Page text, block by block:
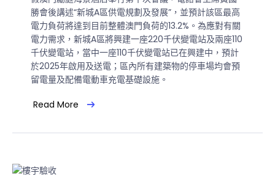
勝會後講述“新城A區供電規劃及發展”，並預計該區最高
電力負荷將達到目前整體澳門負荷的13.2%。為應對有關
電力需求，新城A區將興建一座220千伏變電站及兩座110
千伏變電站，當中一座110千伏變電站已在興建中，預計
於2025年啟用及送電；區內所有建築物的停車場均會預
留電量及配備電動車充電基礎設施。
Read More